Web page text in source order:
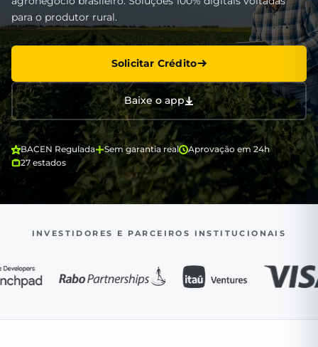
para o produtor rural.
Solicitar Crédito
Baixe o app
BACEN Regulada Sem garantia real
Aprovação em 24h
27 estados
INVESTIDORES E PARCEIROS INSTITUCIONAIS